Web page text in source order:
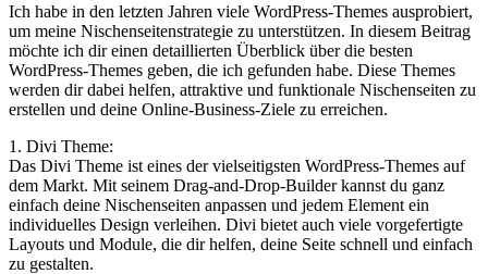
Ich‍ habe in ‌den letzten Jahren viele WordPress-Themes ausprobiert,
‍um⁤ meine Nischenseitenstrategie zu unterstützen. In diesem Beitrag
möchte ich dir einen detaillierten Überblick über die besten
WordPress-Themes geben,⁢ die⁣ ich gefunden habe. Diese Themes ​
werden dir dabei helfen, attraktive und funktionale Nischenseiten​ zu
erstellen und deine ​Online-Business-Ziele ​zu‌ erreichen.
1. ‌Divi Theme:
Das Divi⁢ Theme ist ⁤eines der vielseitigsten WordPress-Themes auf
dem Markt. Mit ‍seinem ​Drag-and-Drop-Builder kannst du ganz
einfach deine Nischenseiten ⁣anpassen und jedem Element ein
individuelles Design verleihen. Divi bietet auch viele vorgefertigte
Layouts ​und Module, die dir‍ helfen, deine Seite schnell und einfach
zu gestalten.